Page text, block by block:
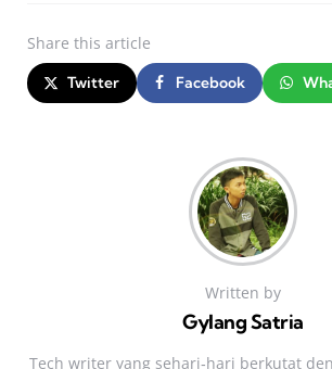
Share this article
Twitter Facebook
Written by
Gylang Satria
Tech writer yang sehari‑hari berkutat